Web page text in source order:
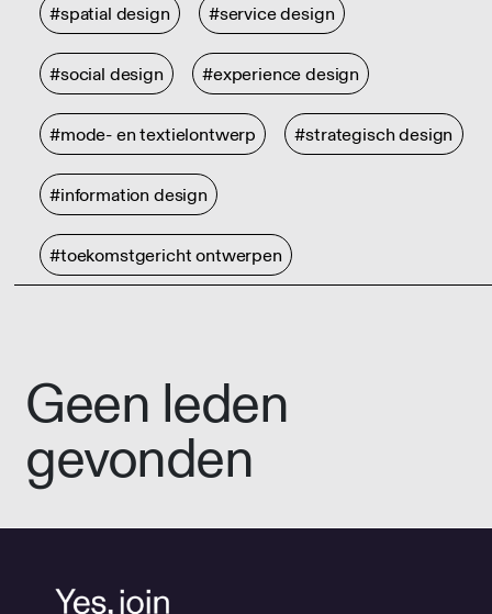
#spatial design #service design
#social design #experience design
#mode- en textielontwerp #strategisch design
#information design
#toekomstgericht ontwerpen
Geen leden
gevonden